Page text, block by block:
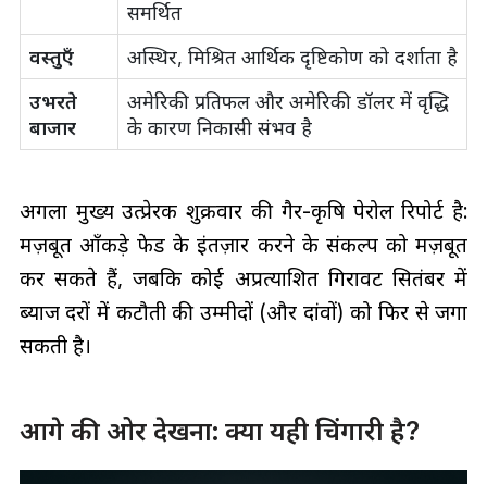
समर्थित
वस्तुएँ
अस्थिर, मिश्रित आर्थिक दृष्टिकोण को दर्शाता है
उभरते
बाजार
अमेरिकी प्रतिफल और अमेरिकी डॉलर में वृद्धि
के कारण निकासी संभव है
अगला मुख्य उत्प्रेरक शुक्रवार की गैर-कृषि पेरोल रिपोर्ट है:
मज़बूत आँकड़े फेड के इंतज़ार करने के संकल्प को मज़बूत
कर सकते हैं, जबकि कोई अप्रत्याशित गिरावट सितंबर में
ब्याज दरों में कटौती की उम्मीदों (और दांवों) को फिर से जगा
सकती है।
आगे की ओर देखना: क्या यही चिंगारी है?